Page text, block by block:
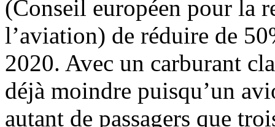
(Conseil européen pour la
l’aviation) de réduire de
2020. Avec un carburant
déjà moindre puisqu’un
autant de passagers que